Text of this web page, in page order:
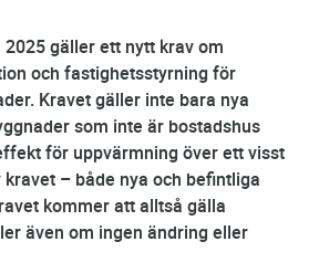
gäller ett nytt krav om
och fastighetsstyrning för
Kravet gäller inte bara nya
som inte är bostadshus
för uppvärmning över ett visst
– både nya och befintliga
kommer att alltså gälla
även om ingen ändring eller